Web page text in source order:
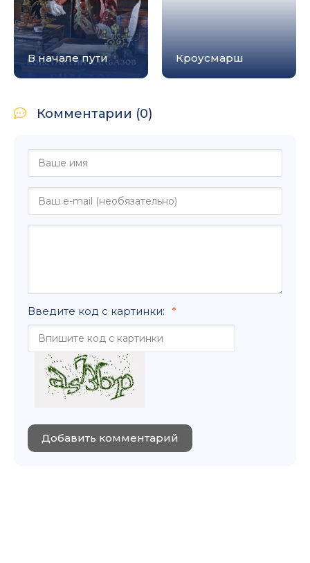
В начале пути Кроусмарш
Комментарии (0)
Введите код с картинки:
Добавить комментарий